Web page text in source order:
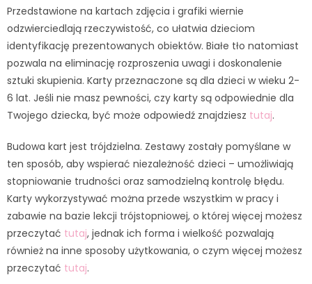
Przedstawione na kartach zdjęcia i grafiki wiernie
odzwierciedlają rzeczywistość, co ułatwia dzieciom
identyfikację prezentowanych obiektów. Białe tło natomiast
pozwala na eliminację rozproszenia uwagi i doskonalenie
sztuki skupienia. Karty przeznaczone są dla dzieci w wieku 2-
6 lat. Jeśli nie masz pewności, czy karty są odpowiednie dla
Twojego dziecka, być może odpowiedź znajdziesz tutaj.
Budowa kart jest trójdzielna. Zestawy zostały pomyślane w
ten sposób, aby wspierać niezależność dzieci – umożliwiają
stopniowanie trudności oraz samodzielną kontrolę błędu.
Karty wykorzystywać można przede wszystkim w pracy i
zabawie na bazie lekcji trójstopniowej, o której więcej możesz
przeczytać tutaj, jednak ich forma i wielkość pozwalają
również na inne sposoby użytkowania, o czym więcej możesz
przeczytać tutaj.